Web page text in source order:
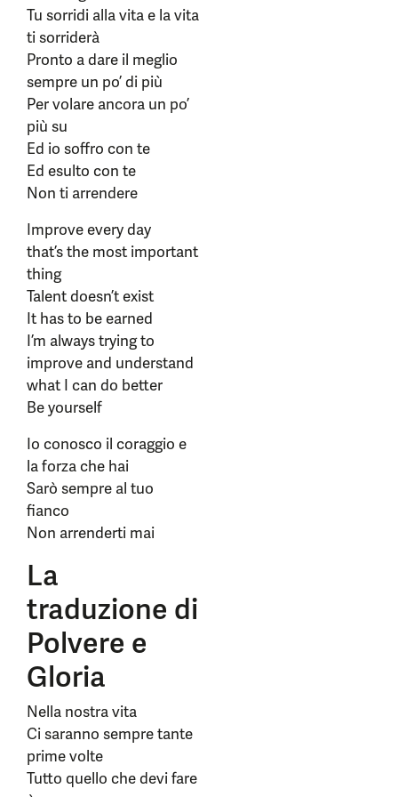
Tu sorridi alla vita e la vita
ti sorriderà
Pronto a dare il meglio
sempre un po’ di più
Per volare ancora un po’
più su
Ed io soffro con te
Ed esulto con te
Non ti arrendere
Improve every day
that’s the most important
thing
Talent doesn’t exist
It has to be earned
I’m always trying to
improve and understand
what I can do better
Be yourself
Io conosco il coraggio e
la forza che hai
Sarò sempre al tuo
fianco
Non arrenderti mai
La
traduzione di
Polvere e
Gloria
Nella nostra vita
Ci saranno sempre tante
prime volte
Tutto quello che devi fare